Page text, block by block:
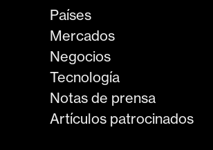
Países
Mercados
Negocios
Tecnología
Notas de prensa
Artículos patrocinados